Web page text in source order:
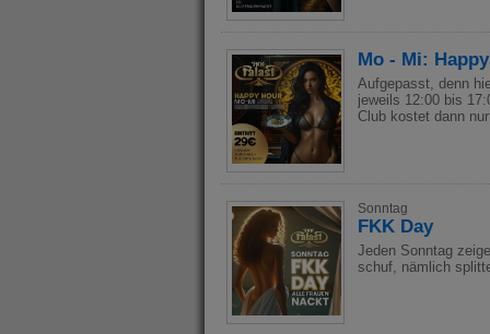
Mo - Mi:
Aufgepasst, denn
jeweils 12:00 bis
Club kostet dann
Sonntag
FKK Day
Jeden Sonntag
schuf, nämlich